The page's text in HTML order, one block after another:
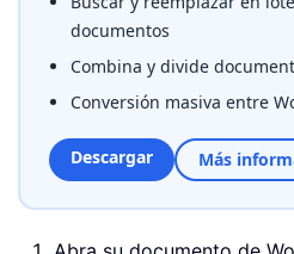
documentos
Combina y divide
Conversión masiva entre
Descargar Más